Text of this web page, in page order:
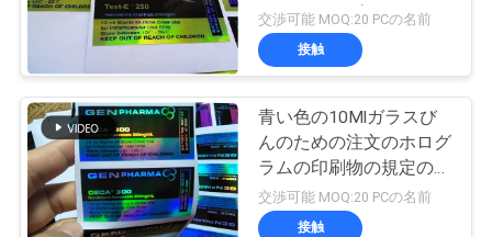
のレーザープリンターに
よる印刷
交渉可能 MOQ:20 PCの名前
接触
青い色の10Mlガラスび
んのための注文のホログ
ラムの印刷物の規定のび
んのラベル
交渉可能 MOQ:20 PCの名前
接触